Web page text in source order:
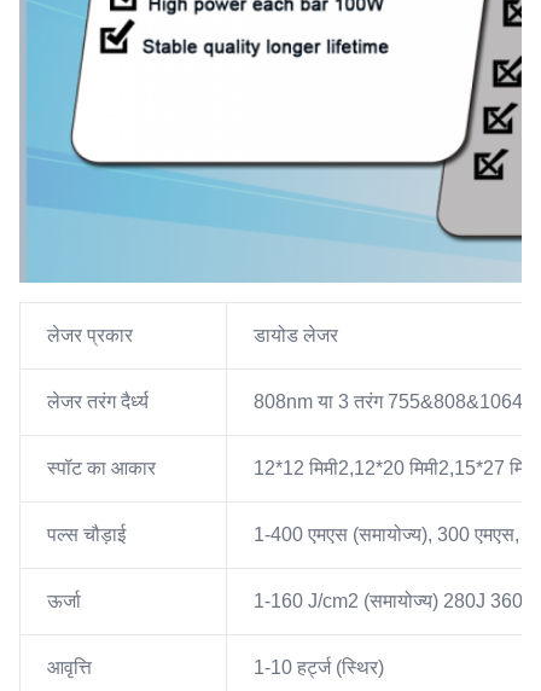
लेजर प्रकार डायोड लेजर
लेजर तरंग दैर्ध्य 808nm या 3 तरंग
स्पॉट का आकार 12*12 मिमी2,12*20 मिमी2,15*27
पल्स चौड़ाई 1-400 एमएस (समायोज्य), 300 एमएस,
ऊर्जा 1-160 J/cm2 (समायोज्य) 280J 360J
आवृत्ति 1-10 हर्ट्ज (स्थिर)